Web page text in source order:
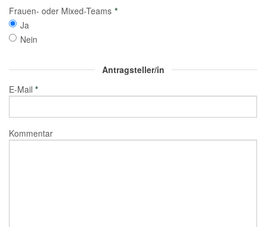
Frauen- oder Mixed-Teams *
Ja
Nein
Antragsteller/in
E-Mail *
Kommentar